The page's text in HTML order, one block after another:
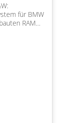
für BMW
RAM